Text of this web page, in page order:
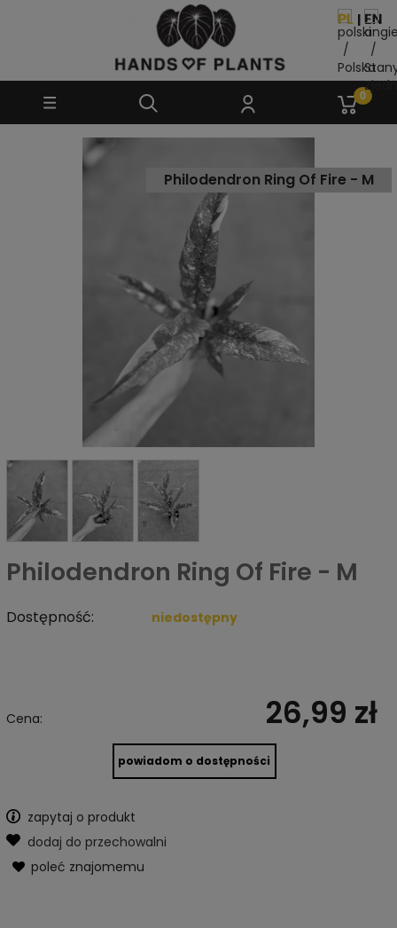
Philodendron Ring Of Fire - M
Philodendron Ring Of Fire - M
Dostępność: niedostępny
Cena: 26,99 zł
powiadom o dostępności
zapytaj o produkt
dodaj do przechowalni
poleć znajomemu